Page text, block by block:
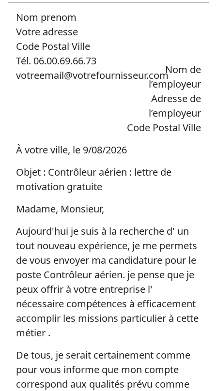
Nom prenom
Votre adresse
Code Postal Ville
Tél. 06.00.69.66.73
votreemail@votrefournisseur.comNom de
l’employeur
Adresse de
l’employeur
Code Postal Ville
À votre ville, le 9/08/2026
Objet : Contrôleur aérien : lettre de
motivation gratuite
Madame, Monsieur,
Aujourd'hui je suis à la recherche d' un
tout nouveau expérience, je me permets
de vous envoyer ma candidature pour le
poste Contrôleur aérien. je pense que je
peux offrir à votre entreprise l'
nécessaire compétences à efficacement
accomplir les missions particulier à cette
métier .
De tous, je serait certainement comme
pour vous informe que mon compte
correspond aux qualités prévu comme